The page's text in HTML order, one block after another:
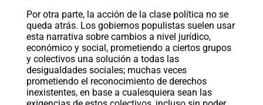
Por otra parte, la acción de la clase política no se
queda atrás. Los gobiernos populistas suelen usar
esta narrativa sobre cambios a nivel jurídico,
económico y social, prometiendo a ciertos grupos
y colectivos una solución a todas las
desigualdades sociales; muchas veces
prometiendo el reconocimiento de derechos
inexistentes, en base a cualesquiera sean las